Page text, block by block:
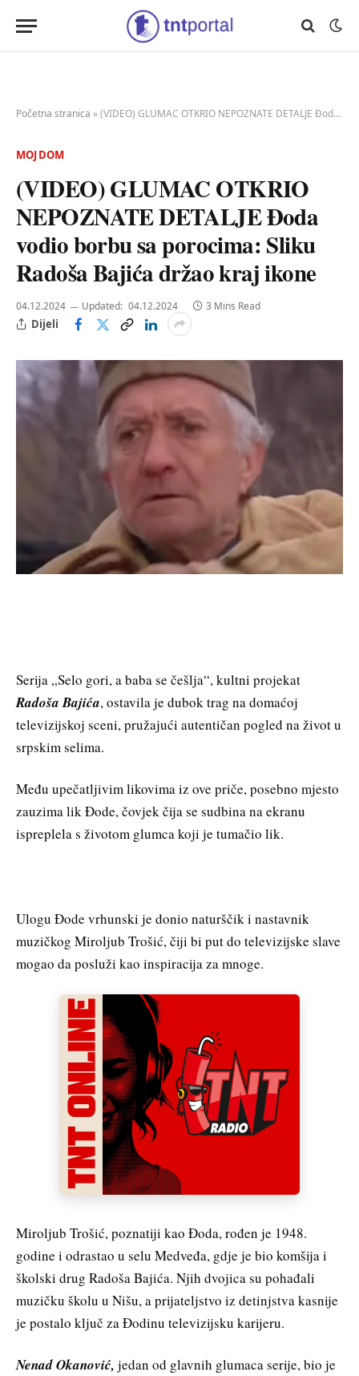
Početna stranica »(VIDEO) GLUMAC OTKRIO NEPOZNATE DETALJE Đoda vodio borbu sa porocima: Sliku Radoša Bajića držao kraj ikone
MOJ DOM
(VIDEO) GLUMAC OTKRIO
NEPOZNATE DETALJE Đoda
vodio borbu sa porocima: Sliku
Radoša Bajića držao kraj ikone
04.12.2024 Updated: 04.12.2024 3 Mins Read
Dijeli
Serija „Selo gori, a baba se češlja“, kultni projekat
Radoša Bajića, ostavila je dubok trag na domaćoj
televizijskoj sceni, pružajući autentičan pogled na život u
srpskim selima.
Među upečatljivim likovima iz ove priče, posebno mjesto
zauzima lik Đode, čovjek čija se sudbina na ekranu
ispreplela s životom glumca koji je tumačio lik.
Ulogu Đode vrhunski je donio naturščik i nastavnik
muzičkog Miroljub Trošić, čiji bi put do televizijske slave
mogao da posluži kao inspiracija za mnoge.
Miroljub Trošić, poznatiji kao Đoda, rođen je 1948.
godine i odrastao u selu Medveđa, gdje je bio komšija i
školski drug Radoša Bajića. Njih dvojica su pohađali
muzičku školu u Nišu, a prijateljstvo iz detinjstva kasnije
je postalo ključ za Đodinu televizijsku karijeru.
Nenad Okanović, jedan od glavnih glumaca serije, bio je